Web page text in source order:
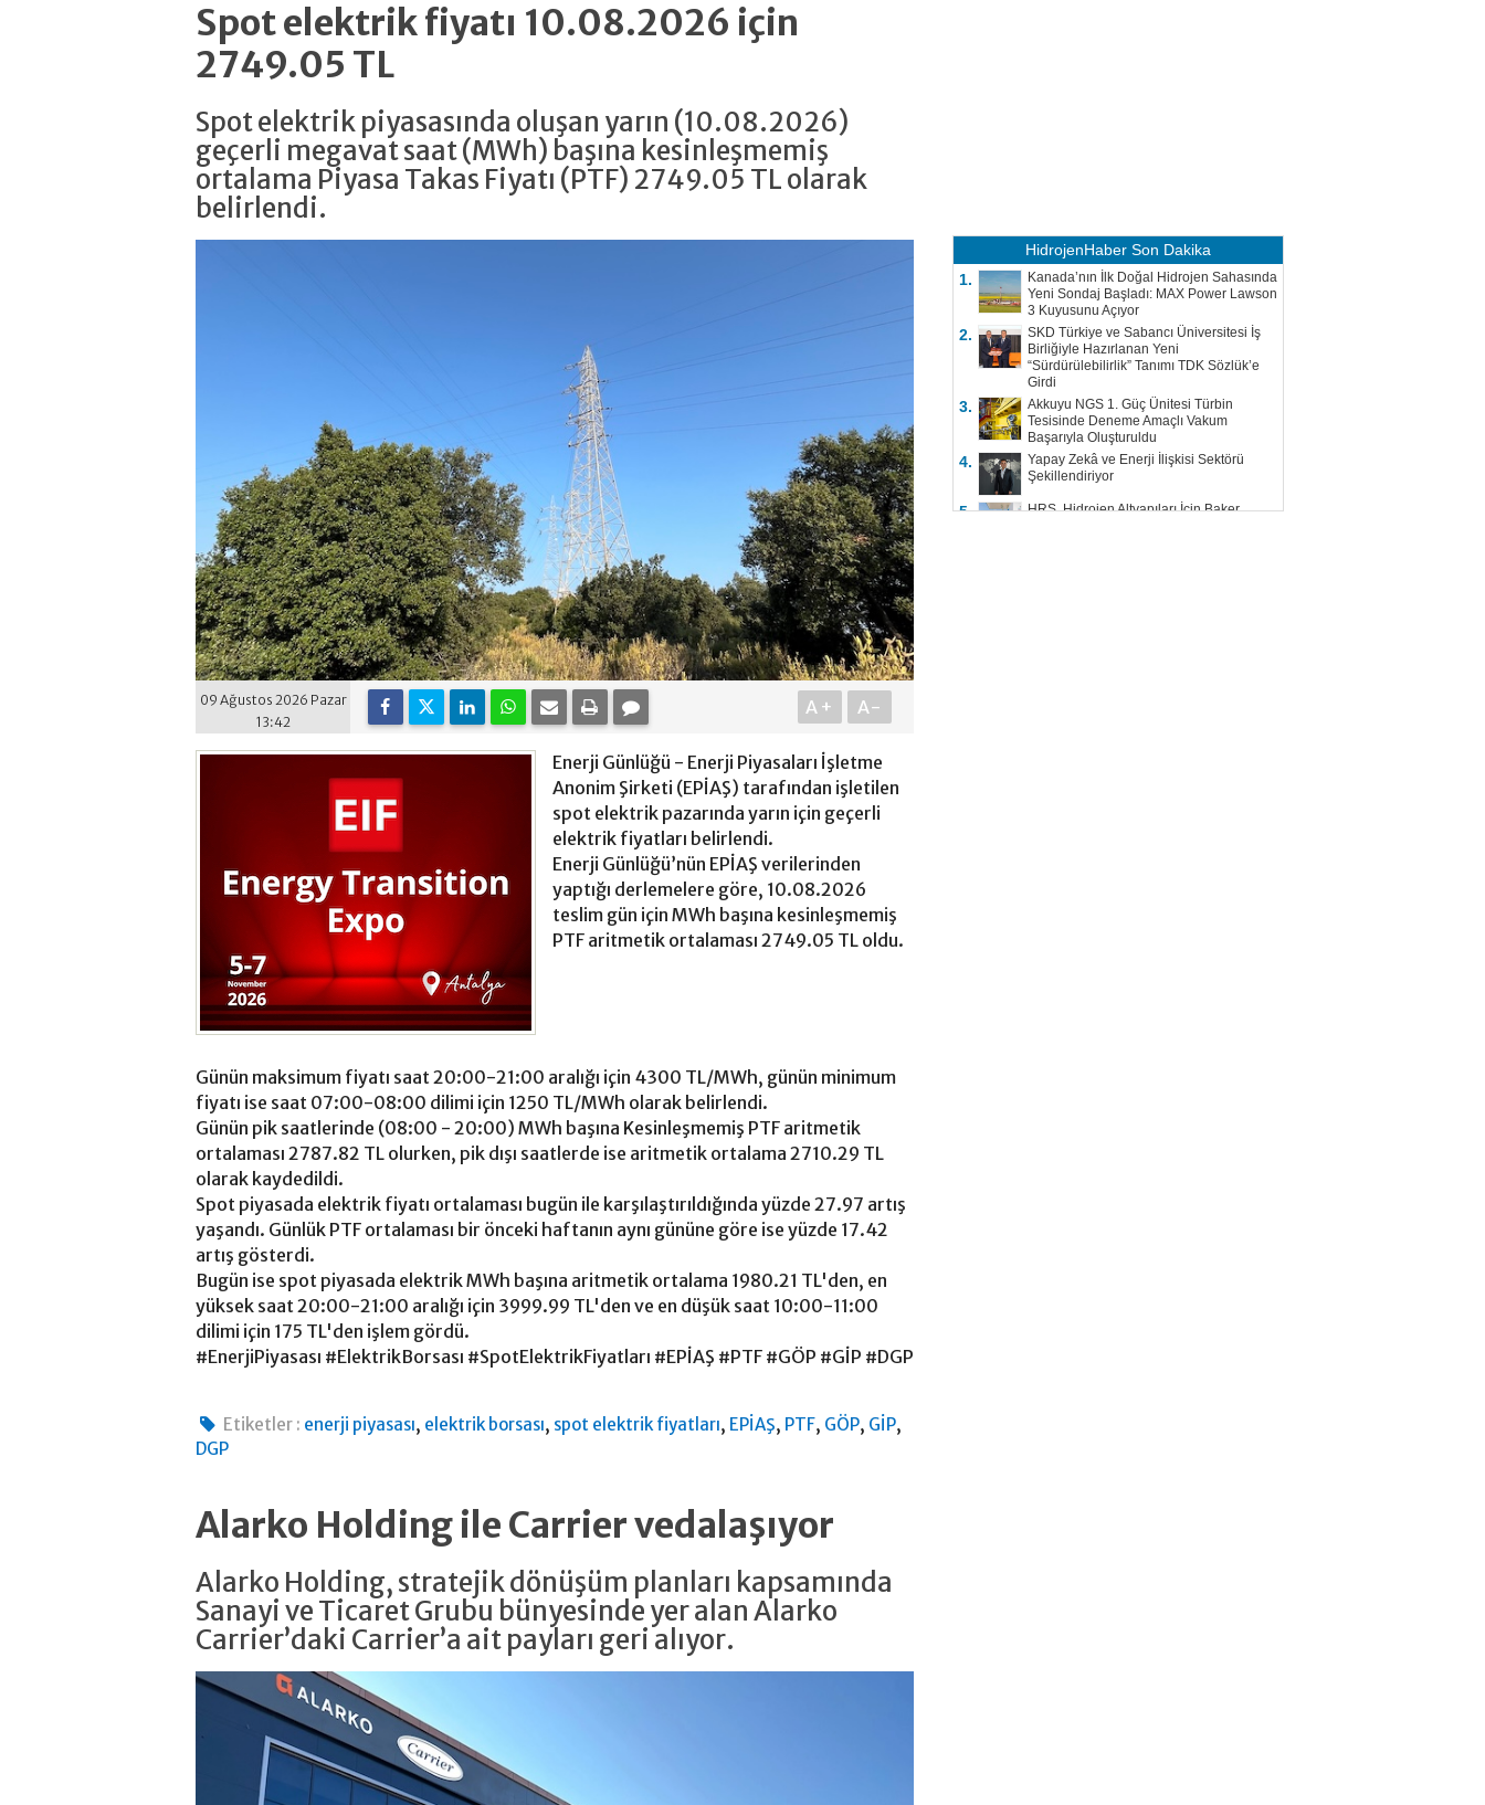
Spot elektrik fiyatı 10.08.2026 için
2749.05 TL
Spot elektrik piyasasında oluşan yarın (10.08.2026)
geçerli megavat saat (MWh) başına kesinleşmemiş
ortalama Piyasa Takas Fiyatı (PTF) 2749.05 TL olarak
belirlendi.
09 Ağustos 2026 Pazar
13:42
A+ A-
Enerji Günlüğü - Enerji Piyasaları İşletme
Anonim Şirketi (EPİAŞ) tarafından işletilen
spot elektrik pazarında yarın için geçerli
elektrik fiyatları belirlendi.
Enerji Günlüğü’nün EPİAŞ verilerinden
yaptığı derlemelere göre, 10.08.2026
teslim gün için MWh başına kesinleşmemiş
PTF aritmetik ortalaması 2749.05 TL oldu.
Günün maksimum fiyatı saat 20:00-21:00 aralığı için 4300 TL/MWh, günün minimum
fiyatı ise saat 07:00-08:00 dilimi için 1250 TL/MWh olarak belirlendi.
Günün pik saatlerinde (08:00 - 20:00) MWh başına Kesinleşmemiş PTF aritmetik
ortalaması 2787.82 TL olurken, pik dışı saatlerde ise aritmetik ortalama 2710.29 TL
olarak kaydedildi.
Spot piyasada elektrik fiyatı ortalaması bugün ile karşılaştırıldığında yüzde 27.97 artış
yaşandı. Günlük PTF ortalaması bir önceki haftanın aynı gününe göre ise yüzde 17.42
artış gösterdi.
Bugün ise spot piyasada elektrik MWh başına aritmetik ortalama 1980.21 TL'den, en
yüksek saat 20:00-21:00 aralığı için 3999.99 TL'den ve en düşük saat 10:00-11:00
dilimi için 175 TL'den işlem gördü.
#EnerjiPiyasası #ElektrikBorsası #SpotElektrikFiyatları #EPİAŞ #PTF #GÖP #GİP #DGP
Etiketler : enerji piyasası, elektrik borsası, spot elektrik fiyatları, EPİAŞ, PTF, GÖP, GİP,
DGP
Alarko Holding ile Carrier vedalaşıyor
Alarko Holding, stratejik dönüşüm planları kapsamında
Sanayi ve Ticaret Grubu bünyesinde yer alan Alarko
Carrier’daki Carrier’a ait payları geri alıyor.
HidrojenHaber Son Dakika
1.
Kanada’nın İlk Doğal Hidrojen Sahasında
Yeni Sondaj Başladı: MAX Power Lawson
3 Kuyusunu Açıyor
2.
SKD Türkiye ve Sabancı Üniversitesi İş
Birliğiyle Hazırlanan Yeni
“Sürdürülebilirlik” Tanımı TDK Sözlük’e
Girdi
3.
Akkuyu NGS 1. Güç Ünitesi Türbin
Tesisinde Deneme Amaçlı Vakum
Başarıyla Oluşturuldu
4.
Yapay Zekâ ve Enerji İlişkisi Sektörü
Şekillendiriyor
5.
HRS, Hidrojen Altyapıları İçin Baker